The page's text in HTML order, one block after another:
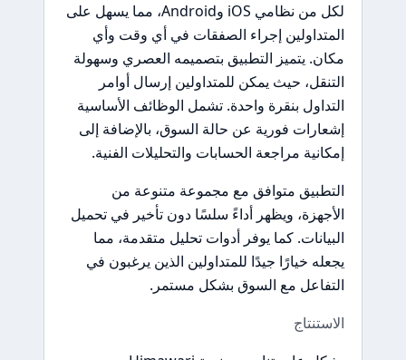
لكل من نظامي iOS وAndroid، مما يسهل على
المتداولين إجراء الصفقات في أي وقت وأي
مكان. يتميز التطبيق بتصميمه العصري وسهولة
التنقل، حيث يمكن للمتداولين إرسال أوامر
التداول بنقرة واحدة. تشمل الوظائف الأساسية
إشعارات فورية عن حالة السوق، بالإضافة إلى
إمكانية مراجعة الحسابات والتحليلات الفنية.
التطبيق متوافق مع مجموعة متنوعة من
الأجهزة، ويظهر أداءً سلسًا دون تأخير في تحميل
البيانات. كما يوفر أدوات تحليل متقدمة، مما
يجعله خيارًا جيدًا للمتداولين الذين يرغبون في
التفاعل مع السوق بشكل مستمر.
الاستنتاج